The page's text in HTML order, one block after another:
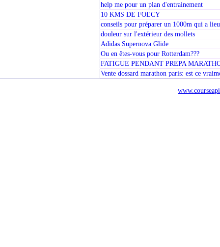
help me pour un plan d'entrainement
10 KMS DE FOECY
conseils pour préparer un 1000m qui a
douleur sur l'extérieur des mollets
Adidas Supernova Glide
Ou en êtes-vous pour Rotterdam???
FATIGUE PENDANT PREPA
Vente dossard marathon paris: est ce